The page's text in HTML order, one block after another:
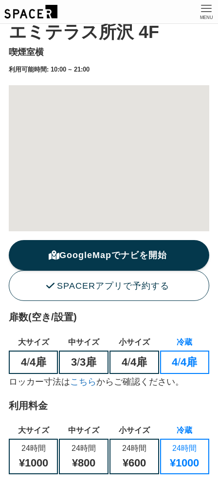
MENU
エミテラス所沢 4F
喫煙室横
利用可能時間: 10:00 ~ 21:00
GoogleMapでナビを開始
SPACERアプリで予約する
扉数(空き/設置)
大サイズ 中サイズ 小サイズ 冷蔵
4/4扉 3/3扉 4/4扉 4/4扉
ロッカー寸法はこちら からご確認ください。
利用料金
大サイズ 中サイズ 小サイズ 冷蔵
24時間
¥1000
24時間
¥800
24時間
¥600
24時間
¥1000